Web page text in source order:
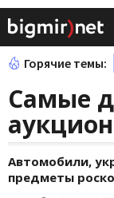
Горячие темы:
Самые
Автомобили,
предметы